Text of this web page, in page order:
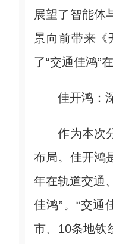
展望了智能体
景向前带来《
了“交通佳鸿”
佳开鸿：深
作为本次分
布局。佳开鸿
年在轨道交通
佳鸿”。“交通
市、10条地铁